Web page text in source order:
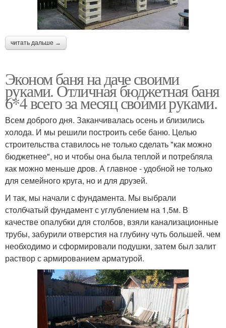
читать дальше →
Эконом баня на даче своими
руками. Отличная бюджетная баня
6*4 всего за месяц своими руками.
Всем доброго дня. Заканчивалась осень и близились
холода. И мы решили построить себе баню. Целью
строительства ставилось не только сделать "как можно
бюджетнее", но и чтобы она была теплой и потребляла
как можно меньше дров. А главное - удобной не только
для семейного круга, но и для друзей.
И так, мы начали с фундамента. Мы выбрали
столбчатый фундамент с углублением на 1,5м. В
качестве опалубки для столбов, взяли канализационные
трубы, забурили отверстия на глубину чуть большей. чем
необходимо и сформировали подушки, затем был залит
раствор с армированием арматурой.